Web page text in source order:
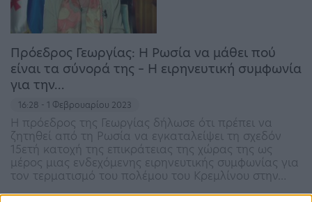
Πρόεδρος Γεωργίας: Η Ρωσία να μάθει πού
είναι τα σύνορά της – Η ειρηνευτική συμφωνία
για την…
16:28 - 1 Φεβρουαρίου 2023
Η πρόεδρος της Γεωργίας δήλωσε ότι πρέπει να
ζητηθεί από τη Ρωσία να εγκαταλείψει τη σχεδόν
15ετή κατοχή της επικράτειας της χώρας της ως
μέρος μιας ενδεχόμενης ειρηνευτικής συμφωνίας για
τον τερματισμό του πολέμου του Κρεμλίνου στην…